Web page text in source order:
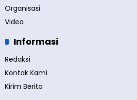
Organisasi
Video
Informasi
Redaksi
Kontak Kami
Kirim Berita